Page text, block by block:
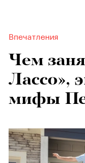
Впечатления
Чем
Лассо»,
мифы